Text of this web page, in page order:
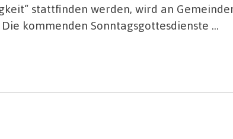
stattfinden werden, wird an
kommenden Sonntagsgottesdienste …